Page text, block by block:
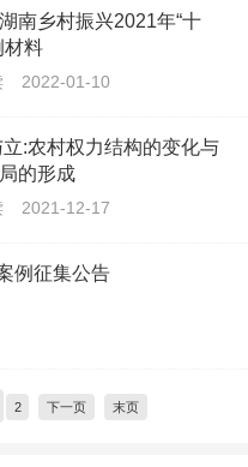
南乡村振兴2021年“十
材料
2022-01-10
:农村权力结构的变化与
的形成
2021-12-17
例征集公告
2 下一页 末页